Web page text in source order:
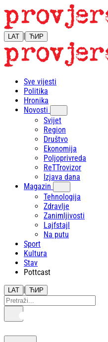
LAT | ЋИР
Sve vijesti
Politika
Hronika
Novosti
Svijet
Region
Društvo
Ekonomija
Poljoprivreda
ReTTrovizor
Izjava dana
Magazin
Tehnologija
Zdravlje
Zanimljivosti
Lajfstajl
Na putu
Sport
Kultura
Stav
Pottcast
LAT | ЋИР